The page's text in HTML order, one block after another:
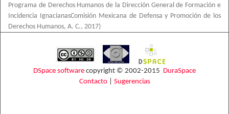
Programa de Derechos Humanos de la Dirección General de Formación e
Incidencia IgnacianasComisión Mexicana de Defensa y Promoción de los
Derechos Humanos, A. C., 2017)
DSpace software copyright © 2002-2015 DuraSpace
Contacto| Sugerencias